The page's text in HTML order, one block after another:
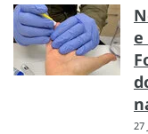
e
27